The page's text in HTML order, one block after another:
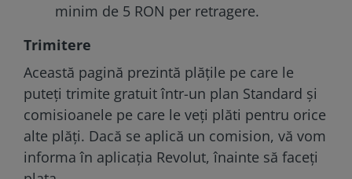
minim de 5 RON per retragere.
Trimitere
Această pagină prezintă plățile pe care le
puteți trimite gratuit într-un plan Standard și
comisioanele pe care le veți plăti pentru orice
alte plăți. Dacă se aplică un comision, vă vom
informa în aplicația Revolut, înainte să faceți